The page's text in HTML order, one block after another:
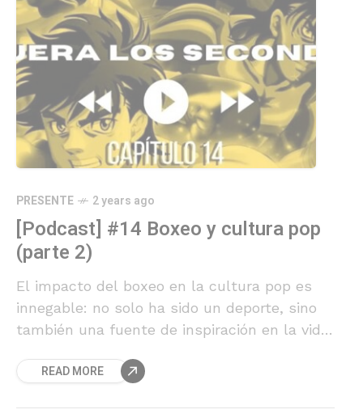
PRESENTE 2 years ago
[Podcast] #14 Boxeo y cultura pop
(parte 2)
El impacto del boxeo en la cultura pop es
innegable: no solo ha sido un deporte, sino
también una fuente de inspiración en la vida,
READ MORE